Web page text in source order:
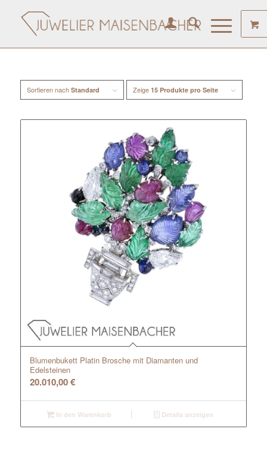
Sortieren nach Standard Zeige 15 Produkte pro Seite
Blumenbukett Platin Brosche mit Diamanten und
Edelsteinen
20.010,00€
In den Warenkorb Details anzeigen